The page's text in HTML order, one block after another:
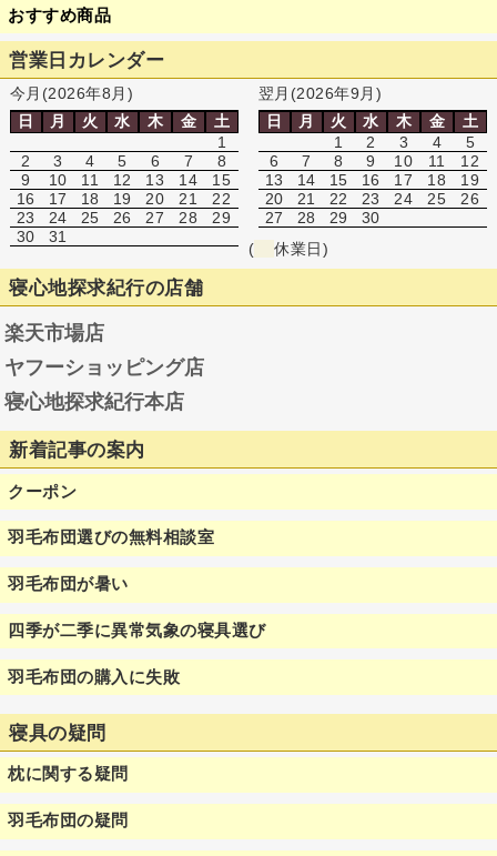
おすすめ商品
営業日カレンダー
今月(2026年8月)
日
月 火 水 木 金
土
1
2
3 4 5 6 7
8
9
10 11 12 13 14
15
16
17 18 19 20 21
22
23
24 25 26 27 28
29
30
31
翌月(2026年9月)
日
月 火 水 木 金
土
1
2 3 4
5
6
7 8 9 10 11
12
13
14 15 16 17 18
19
20
21 22 23 24 25
26
27
28 29
30
(
休業日)
寝心地探求紀行の店舗
楽天市場店
ヤフーショッピング店
寝心地探求紀行本店
新着記事の案内
クーポン
羽毛布団選びの無料相談室
羽毛布団が暑い
四季が二季に異常気象の寝具選び
羽毛布団の購入に失敗
寝具の疑問
枕に関する疑問
羽毛布団の疑問